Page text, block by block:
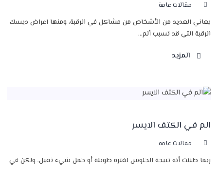
مقالات عامة
يعاني العديد من الأشخاص من مشاكل في الرقبة، ومنها اعراض ديسك
الرقبة التي قد تسبب ألم...
المزيد
الم في الكتف الايسر
مقالات عامة
ربما ظننت أنه نتيجة الجلوس لفترة طويلة أو حمل شيء ثقيل، ولكن في